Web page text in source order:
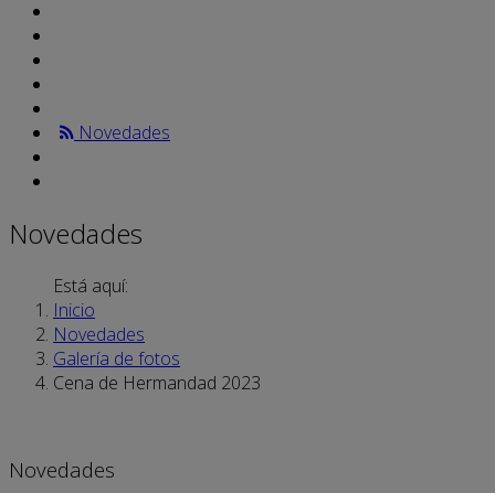
Novedades
Novedades
Está aquí:
Inicio
Novedades
Galería de fotos
Cena de Hermandad 2023
Novedades